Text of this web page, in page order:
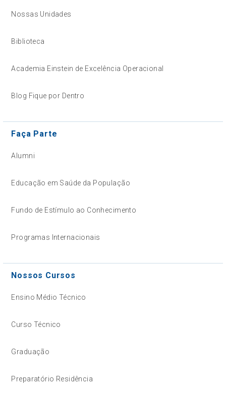
Nossas Unidades
Biblioteca
Academia Einstein de Excelência Operacional
Blog Fique por Dentro
Faça Parte
Alumni
Educação em Saúde da População
Fundo de Estímulo ao Conhecimento
Programas Internacionais
Nossos Cursos
Ensino Médio Técnico
Curso Técnico
Graduação
Preparatório Residência